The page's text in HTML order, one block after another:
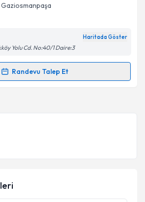
Gaziosmanpaşa
Haritada Göster
Yolu Cd. No:40/1 Daire:3
Randevu Talep Et
Talebi
e-posta ile bilgilendireceğiz.
işlenmesine ilişkinAydınlatma